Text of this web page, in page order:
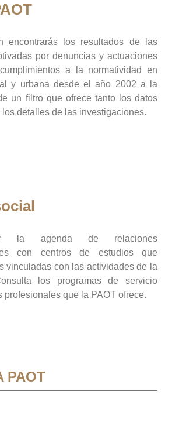
encontrarás los resultados de las
por denuncias y actuaciones
a la normatividad en
y urbana desde el año 2002 a la
un filtro que ofrece tanto los datos
detalles de las investigaciones.
la agenda de relaciones
con centros de estudios que
vinculadas con las actividades de la
los programas de servicio
profesionales que la PAOT ofrece.
PAOT